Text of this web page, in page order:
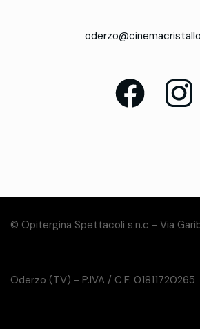
© Opitergina Spettacoli s.n.c - Via
Oderzo (TV) - P.IVA / C.F. 01811720265